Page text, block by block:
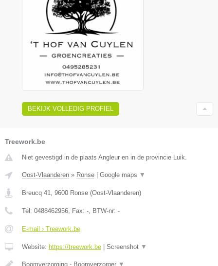
BEKIJK VOLLEDIG PROFIEL
Treework.be
Niet gevestigd in de plaats Angleur en in de provincie Luik.
Oost-Vlaanderen » Ronse Google maps ▼
Breucq 41 9600 Ronse (Oost-Vlaanderen)
Tel: 0488462956 , Fax: - , BTW-nr: -
E-mail › Treework.be
Website: https://treework.be Screenshot ▼
Boomverzorging - Boomverzorger ▼